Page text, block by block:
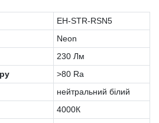
EH-STR-RSN5
Neon
230 Лм
>80 Ra
нейтральний білий
4000К